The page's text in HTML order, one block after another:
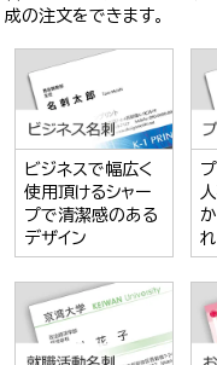
成の注文をできます。
ビジネスで幅広く
使用頂けるシャー
プで清潔感のある
デザイン